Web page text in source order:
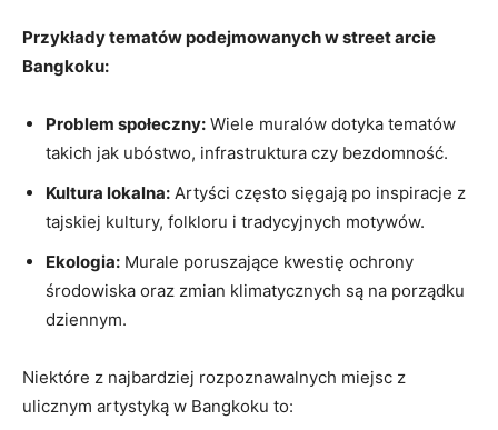
Przykłady tematów podejmowanych w street arcie
Bangkoku:
Problem społeczny: Wiele muralów dotyka tematów
takich jak ubóstwo, infrastruktura czy bezdomność.
Kultura lokalna: Artyści często sięgają po inspiracje z
tajskiej kultury, folkloru i tradycyjnych motywów.
Ekologia: Murale poruszające kwestię ochrony
środowiska oraz zmian klimatycznych są na porządku
dziennym.
Niektóre z najbardziej rozpoznawalnych miejsc z
ulicznym artystyką w Bangkoku to: